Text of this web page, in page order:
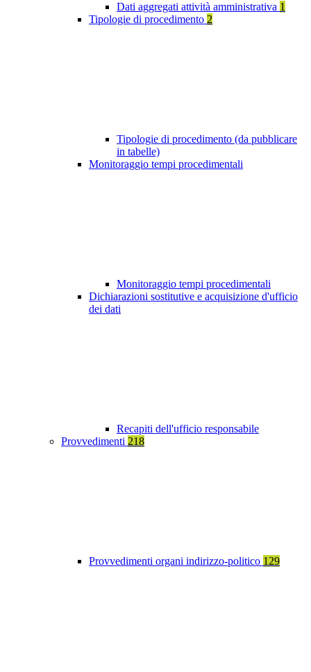
Dati aggregati attività amministrativa 1
Tipologie di procedimento 2
Tipologie di procedimento (da pubblicare
in tabelle)
Monitoraggio tempi procedimentali
Monitoraggio tempi procedimentali
Dichiarazioni sostitutive e acquisizione d'ufficio
dei dati
Recapiti dell'ufficio responsabile
Provvedimenti 218
Provvedimenti organi indirizzo-politico 129